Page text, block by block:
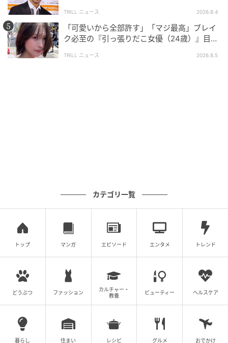
TRILL ニュース 2026.8.4
「可愛いから全部許す」「マジ最高」ブレイ
ク必至の『引っ張りだこ女優（24歳）』目が
TRILL ニュース 2026.8.5
カテゴリ一覧
トップ マンガ エピソード エンタメ トレンド
どうぶつ ファッション
カルチャー・
教養
ビューティー ヘルスケア
暮らし 住まい レシピ グルメ おでかけ